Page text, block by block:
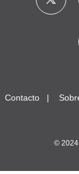
Contacto
© 2024